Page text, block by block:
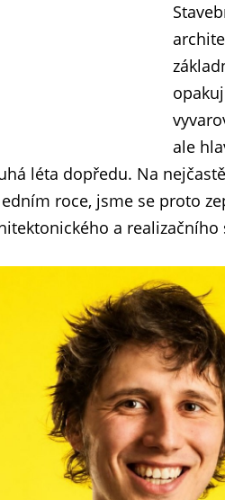
ale
léta dopředu. Na
roce, jsme se proto
a realizačního